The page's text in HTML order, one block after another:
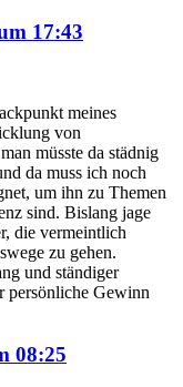
17:43
meines
von
müsste da städnig
da muss ich noch
um ihn zu Themen
sind. Bislang jage
die vermeintlich
zu gehen.
und ständiger
persönliche Gewinn
08:25